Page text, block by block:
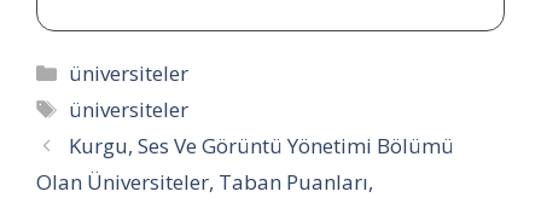
Kategoriler
üniversiteler
Etiketler
üniversiteler
Kurgu, Ses Ve Görüntü Yönetimi Bölümü
Olan Üniversiteler, Taban Puanları,